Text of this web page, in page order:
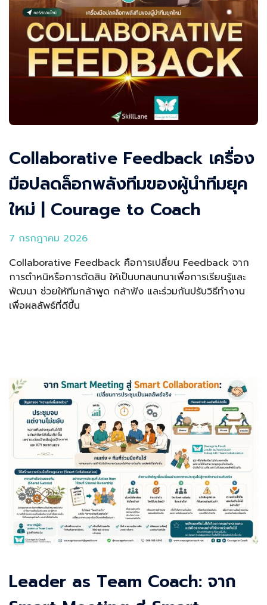
Collaborative Feedback เครื่อง
มือปลดล็อกพลังทีมของผู้นำทีมยุค
ใหม่ | Courage to Coach
7 กรกฎาคม 2026
Collaborative Feedback คือการเปลี่ยน Feedback จาก
การตำหนิหรือการตัดสิน ให้เป็นบทสนทนาเพื่อการเรียนรู้และ
พัฒนา ช่วยให้ทีมกล้าพูด กล้าฟัง และร่วมกันปรับวิธีทำงาน
เพื่อผลลัพธ์ที่ดีขึ้น
Leader as Team Coach: จาก